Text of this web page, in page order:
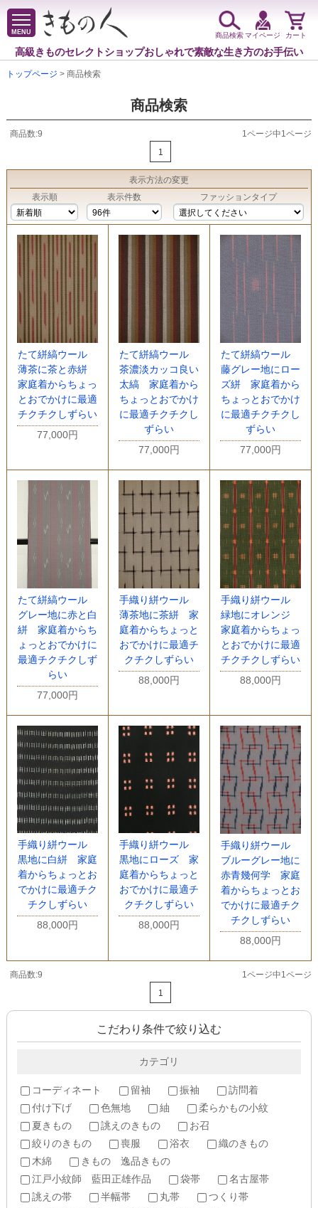
MENU
高級きものセレクトショップおしゃれで素敵な生き方のお手伝い
商品検索マイページ カート
トップページ > 商品検索
商品検索
商品数:9
1ページ中1ページ
1
表示方法の変更
表示順
表示件数 ファッションタイプ
たて絣縞ウール
薄茶に茶と赤絣
家庭着からちょっ
とおでかけに最適
チクチクしずらい
77,000円
たて絣縞ウール
茶濃淡カッコ良い
太縞 家庭着から
ちょっとおでかけ
に最適チクチクし
ずらい
77,000円
たて絣縞ウール
藤グレー地にロー
ズ絣 家庭着から
ちょっとおでかけ
に最適チクチクし
ずらい
77,000円
たて絣縞ウール
グレー地に赤と白
絣 家庭着からち
ょっとおでかけに
最適チクチクしず
らい
77,000円
手織り絣ウール
薄茶地に茶絣 家
庭着からちょっと
おでかけに最適チ
クチクしずらい
88,000円
手織り絣ウール
緑地にオレンジ
家庭着からちょっ
とおでかけに最適
チクチクしずらい
88,000円
手織り絣ウール
黒地に白絣 家庭
着からちょっとお
でかけに最適チク
チクしずらい
88,000円
手織り絣ウール
黒地にローズ 家
庭着からちょっと
おでかけに最適チ
クチクしずらい
88,000円
手織り絣ウール
ブルーグレー地に
赤青幾何学 家庭
着からちょっとお
でかけに最適チク
チクしずらい
88,000円
商品数:9
1ページ中1ページ
1
こだわり条件で絞り込む
カテゴリ
コーディネート 留袖 振袖
訪問着
付け下げ
色無地 紬
柔らかもの小紋
夏きもの
誂えのきもの
お召
絞りのきもの
喪服 浴衣
織のきもの
木綿
きもの 逸品きもの
江戸小紋師 藍田正雄作品
袋帯
名古屋帯
誂えの帯
半幅帯 丸帯
つくり帯